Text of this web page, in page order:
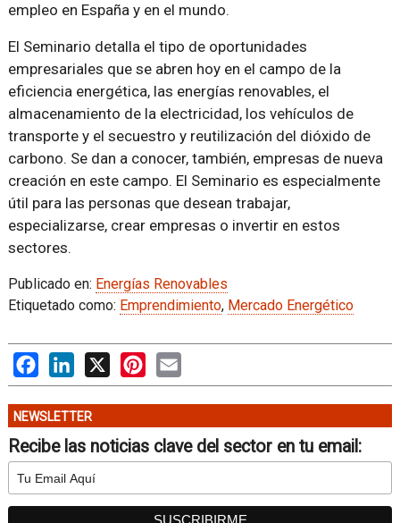
empleo en España y en el mundo.
El Seminario detalla el tipo de oportunidades
empresariales que se abren hoy en el campo de la
eficiencia energética, las energías renovables, el
almacenamiento de la electricidad, los vehículos de
transporte y el secuestro y reutilización del dióxido de
carbono. Se dan a conocer, también, empresas de nueva
creación en este campo. El Seminario es especialmente
útil para las personas que desean trabajar,
especializarse, crear empresas o invertir en estos
sectores.
Publicado en: Energías Renovables
Etiquetado como: Emprendimiento, Mercado Energético
FacebookLinkedIn
X PinterestEmail
NEWSLETTER
Recibe las noticias clave del sector en tu email: